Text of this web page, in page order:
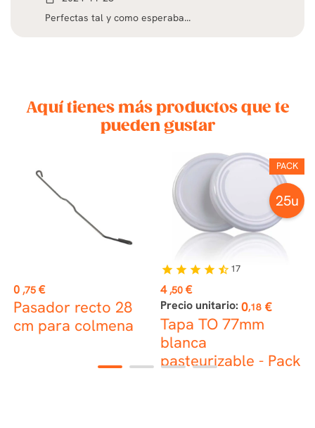
Perfectas tal y como esperaba...
Aquí tienes más productos que te
pueden gustar
Precio
0 ,75 €
Pasador recto 28
cm para colmena
PACK
25u
Precio
4 ,50 €
Precio unitario: 0,18 €
Tapa TO 77mm
blanca
pasteurizable - Pack
star star star star star_half 17
1 2 3 4